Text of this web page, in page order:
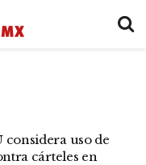
considera uso de
cárteles en